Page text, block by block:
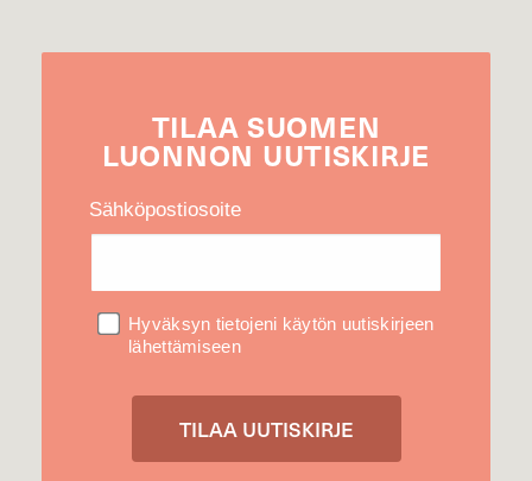
TILAA SUOMEN
LUONNON UUTIS­KIRJE
Sähköpostiosoite
Hyväksyn tietojeni käytön uutiskirjeen
lähettämiseen